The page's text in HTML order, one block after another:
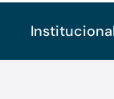
Institucional